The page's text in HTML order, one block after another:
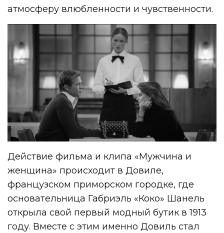
атмосферу влюбленности и чувственности.
Действие фильма и клипа «Мужчина и
женщина» происходит в Довиле,
французском приморском городке, где
основательница Габриэль «Коко» Шанель
открыла свой первый модный бутик в 1913
году. Вместе с этим именно Довиль стал